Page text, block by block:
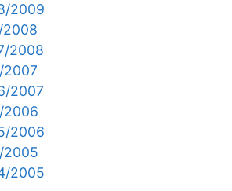
2009
2008
2008
2007
2007
2006
2006
2005
2005